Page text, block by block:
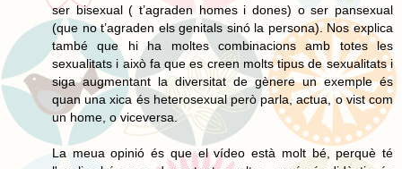
ser bisexual ( t’agraden homes i dones) o ser pansexual
(que no t’agraden els genitals sinó la persona). Nos explica
també que hi ha moltes combinacions amb totes les
sexualitats i això fa que es creen molts tipus de sexualitats i
siga augmentant la diversitat de gènere un exemple és
quan una xica és heterosexual però parla, actua, o vist com
un home, o viceversa.
La meua opinió és que el vídeo està molt bé, perquè té